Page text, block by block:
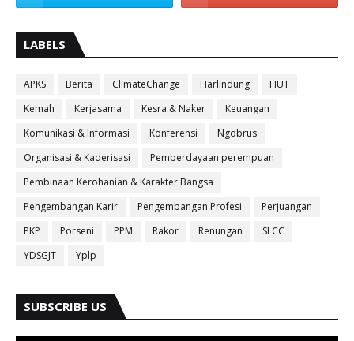
LABELS
APKS Berita ClimateChange Harlindung
HUT
Kemah
Kerjasama Kesra & Naker
Keuangan
Komunikasi & Informasi
Konferensi
Ngobrus
Organisasi & Kaderisasi
Pemberdayaan perempuan
Pembinaan Kerohanian & Karakter Bangsa
Pengembangan Karir
Pengembangan Profesi
Perjuangan
PKP
Porseni PPM Rakor Renungan
SLCC
YDSGJT
Yplp
SUBSCRIBE US